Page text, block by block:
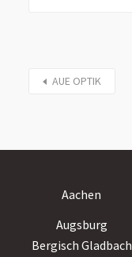
AUE OPTIK
Aachen
Augsburg
Bergisch Gladbach